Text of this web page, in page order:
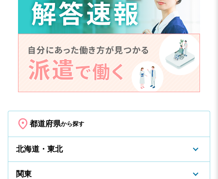
都道府県から探す
北海道・東北
関東